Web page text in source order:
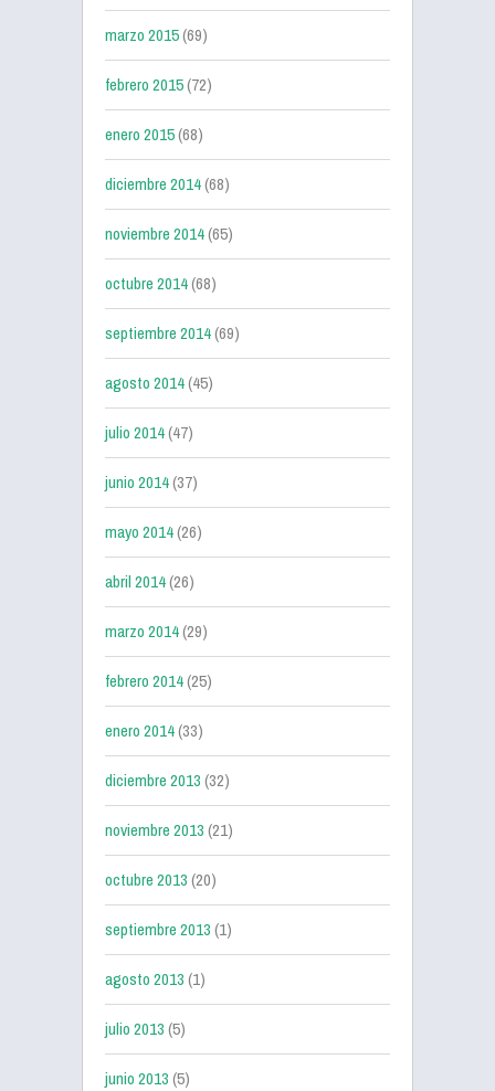
marzo 2015(69)
febrero 2015(72)
enero 2015(68)
diciembre 2014(68)
noviembre 2014(65)
octubre 2014(68)
septiembre 2014(69)
agosto 2014(45)
julio 2014(47)
junio 2014(37)
mayo 2014(26)
abril 2014(26)
marzo 2014(29)
febrero 2014(25)
enero 2014(33)
diciembre 2013(32)
noviembre 2013(21)
octubre 2013(20)
septiembre 2013(1)
agosto 2013(1)
julio 2013(5)
junio 2013(5)